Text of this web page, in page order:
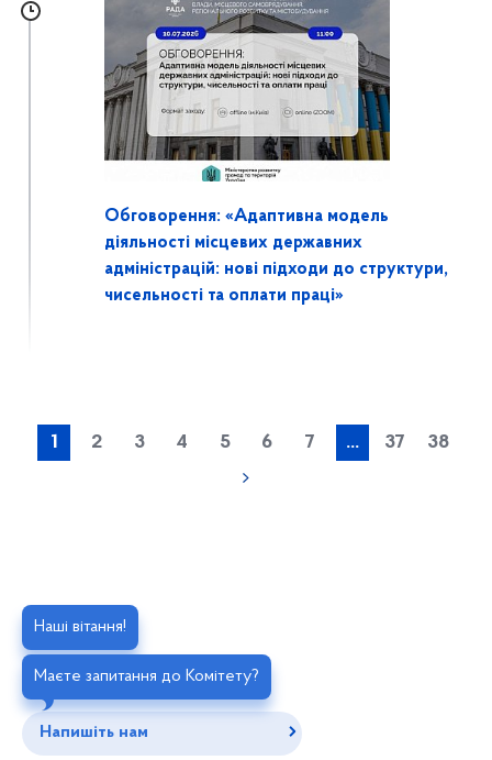
Обговорення: «Адаптивна модель
діяльності місцевих державних
адміністрацій: нові підходи до структури,
чисельності та оплати праці»
1 2 3 4 5 6 7 ... 37 38
Наші вітання!
Маєте запитання до Комітету?
Напишіть нам